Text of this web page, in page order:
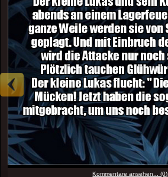
Kommentare ansehen... (0)